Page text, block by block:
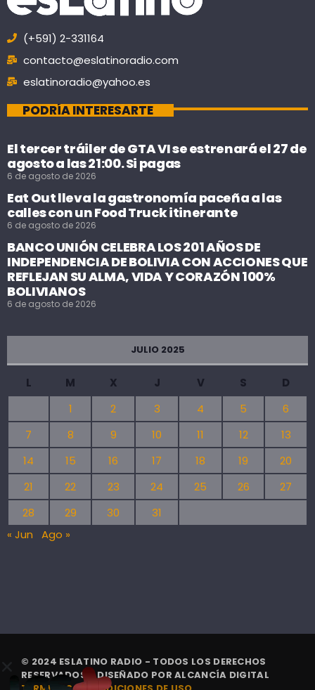
(+591) 2-331164
contacto@eslatinoradio.com
eslatinoradio@yahoo.es
PODRÍA INTERESARTE
El tercer tráiler de GTA VI se estrenará el 27 de
agosto a las 21:00. Si pagas
6 de agosto de 2026
Eat Out lleva la gastronomía paceña a las
calles con un Food Truck itinerante
6 de agosto de 2026
BANCO UNIÓN CELEBRA LOS 201 AÑOS DE
INDEPENDENCIA DE BOLIVIA CON ACCIONES QUE
REFLEJAN SU ALMA, VIDA Y CORAZÓN 100%
BOLIVIANOS
6 de agosto de 2026
JULIO 2025
L M X J V S
D
1
2 3 4 5
6
7
8 9 10 11 12
13
14
15 16 17 18 19
20
21
22 23 24 25 26
27
28
29 30
31
« Jun
Ago »
© 2024 ESLATINO RADIO - TODOS LOS DERECHOS
RESERVADOS. | DISEÑADO PORALCANCÍA DIGITAL